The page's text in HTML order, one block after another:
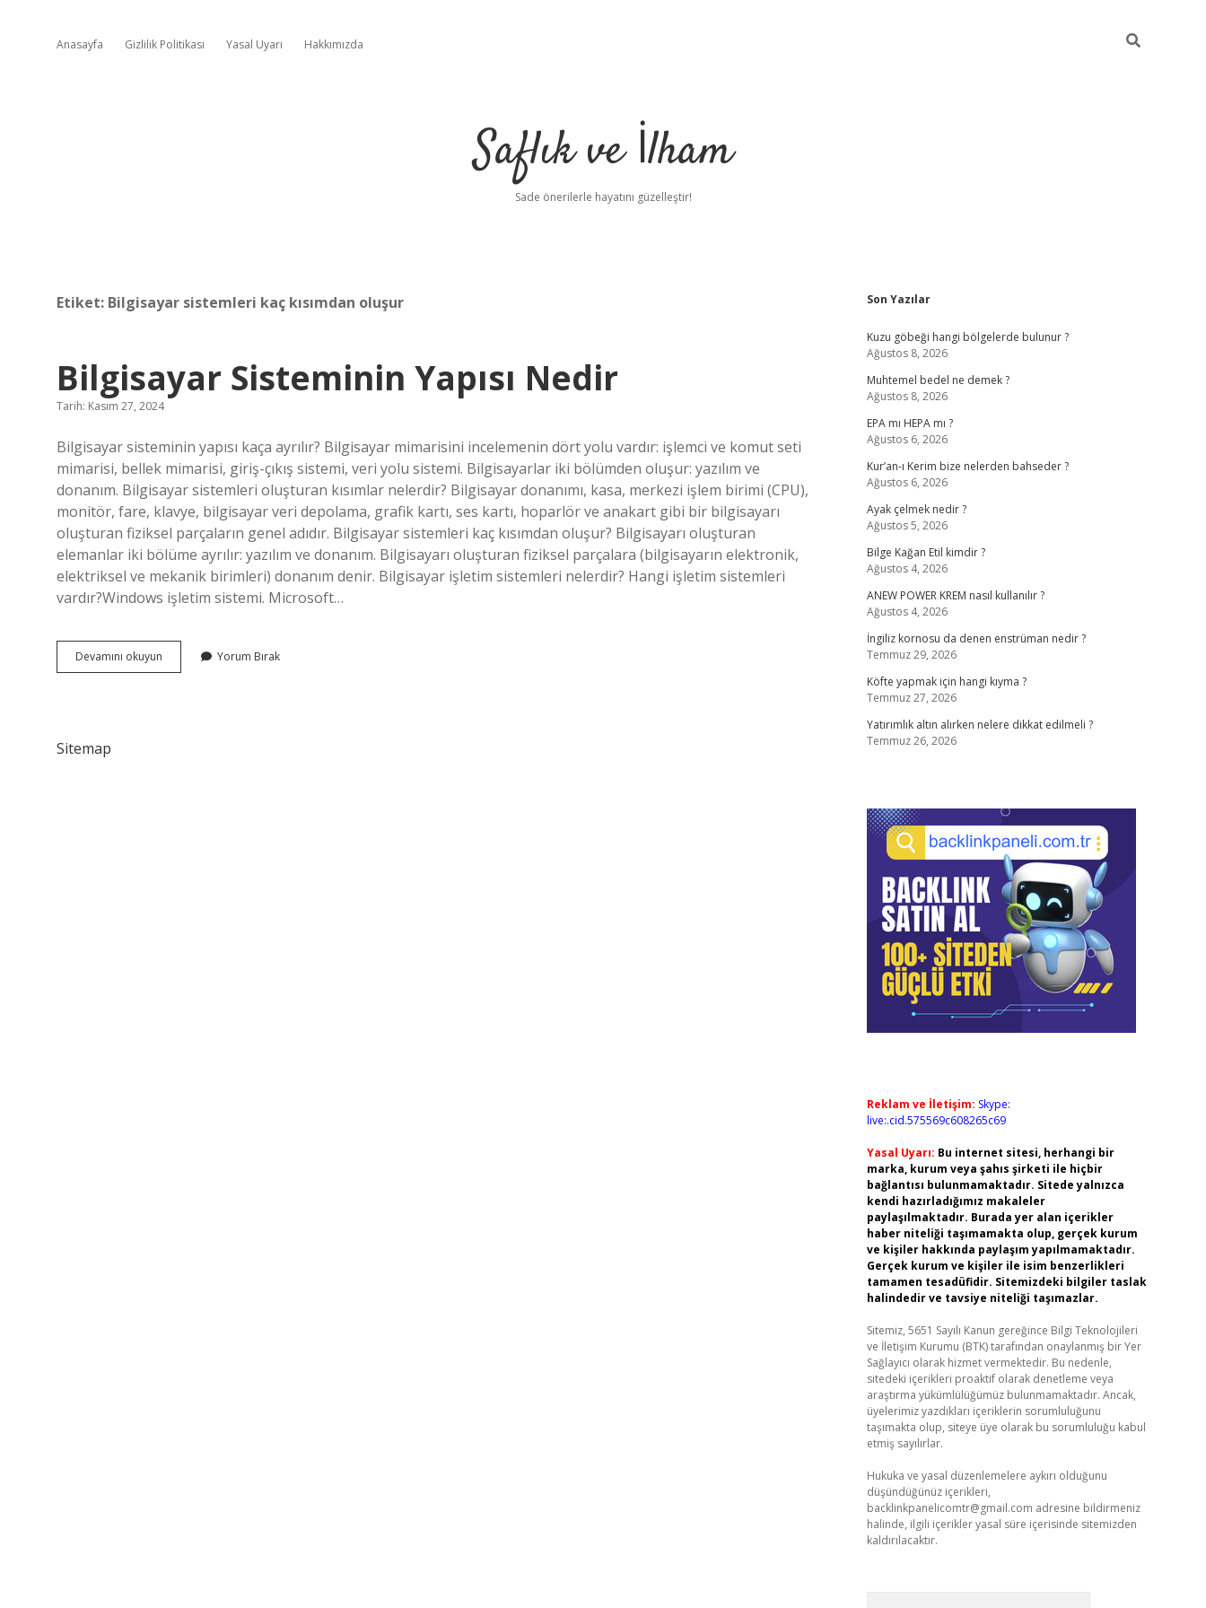
Anasayfa Gizlilik Politikası Yasal Uyarı Hakkımızda
Saflık ve İlham
Sade önerilerle hayatını güzelleştir!
Etiket: Bilgisayar sistemleri kaç kısımdan oluşur
Bilgisayar Sisteminin Yapısı Nedir
Tarih: Kasım 27, 2024
Bilgisayar sisteminin yapısı kaça ayrılır? Bilgisayar mimarisini incelemenin dört yolu vardır: işlemci ve komut seti
mimarisi, bellek mimarisi, giriş-çıkış sistemi, veri yolu sistemi. Bilgisayarlar iki bölümden oluşur: yazılım ve
donanım. Bilgisayar sistemleri oluşturan kısımlar nelerdir? Bilgisayar donanımı, kasa, merkezi işlem birimi (CPU),
monitör, fare, klavye, bilgisayar veri depolama, grafik kartı, ses kartı, hoparlör ve anakart gibi bir bilgisayarı
oluşturan fiziksel parçaların genel adıdır. Bilgisayar sistemleri kaç kısımdan oluşur? Bilgisayarı oluşturan
elemanlar iki bölüme ayrılır: yazılım ve donanım. Bilgisayarı oluşturan fiziksel parçalara (bilgisayarın elektronik,
elektriksel ve mekanik birimleri) donanım denir. Bilgisayar işletim sistemleri nelerdir? Hangi işletim sistemleri
vardır?Windows işletim sistemi. Microsoft…
Devamını okuyun Bilgisayar
Sisteminin
Yorum Bırak
Sitemap
Sidebar
Son Yazılar
Kuzu göbeği hangi bölgelerde bulunur ?
Ağustos 8, 2026
Muhtemel bedel ne demek ?
Ağustos 8, 2026
EPA mı HEPA mı ?
Ağustos 6, 2026
Kur’an-ı Kerim bize nelerden bahseder ?
Ağustos 6, 2026
Ayak çelmek nedir ?
Ağustos 5, 2026
Bilge Kağan Etil kimdir ?
Ağustos 4, 2026
ANEW POWER KREM nasıl kullanılır ?
Ağustos 4, 2026
İngiliz kornosu da denen enstrüman nedir ?
Temmuz 29, 2026
Köfte yapmak için hangi kıyma ?
Temmuz 27, 2026
Yatırımlık altın alırken nelere dikkat edilmeli ?
Temmuz 26, 2026
Reklam ve İletişim: Skype:
live:.cid.575569c608265c69
Yasal Uyarı: Bu internet sitesi, herhangi bir
marka, kurum veya şahıs şirketi ile hiçbir
bağlantısı bulunmamaktadır. Sitede yalnızca
kendi hazırladığımız makaleler
paylaşılmaktadır. Burada yer alan içerikler
haber niteliği taşımamakta olup, gerçek kurum
ve kişiler hakkında paylaşım yapılmamaktadır.
Gerçek kurum ve kişiler ile isim benzerlikleri
tamamen tesadüfidir. Sitemizdeki bilgiler taslak
halindedir ve tavsiye niteliği taşımazlar.
Sitemiz, 5651 Sayılı Kanun gereğince Bilgi Teknolojileri
ve İletişim Kurumu (BTK) tarafından onaylanmış bir Yer
Sağlayıcı olarak hizmet vermektedir. Bu nedenle,
sitedeki içerikleri proaktif olarak denetleme veya
araştırma yükümlülüğümüz bulunmamaktadır. Ancak,
üyelerimiz yazdıkları içeriklerin sorumluluğunu
taşımakta olup, siteye üye olarak bu sorumluluğu kabul
etmiş sayılırlar.
Hukuka ve yasal düzenlemelere aykırı olduğunu
düşündüğünüz içerikleri,
backlinkpanelicomtr@gmail.com adresine bildirmeniz
halinde, ilgili içerikler yasal süre içerisinde sitemizden
kaldırılacaktır.